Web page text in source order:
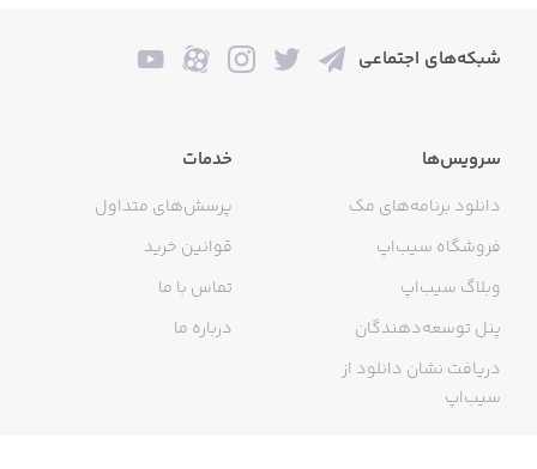
شبکه‌های اجتماعی
سرویس‌ها
دانلود برنامه‌های مک
فروشگاه سیب‌اپ
وبلاگ سیب‌اپ
پنل توسعه‌دهندگان
دریافت نشان دانلود از
سیب‌اپ
خدمات
پرسش‌های متداول
قوانین خرید
تماس با ما
درباره ما